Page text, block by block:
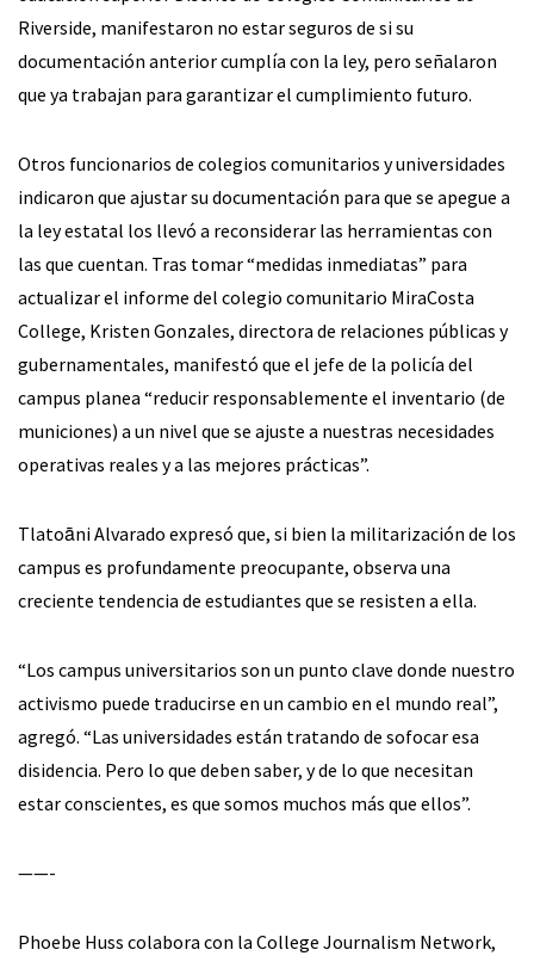
Riverside, manifestaron no estar seguros de si su
documentación anterior cumplía con la ley, pero señalaron
que ya trabajan para garantizar el cumplimiento futuro.
Otros funcionarios de colegios comunitarios y universidades
indicaron que ajustar su documentación para que se apegue a
la ley estatal los llevó a reconsiderar las herramientas con
las que cuentan. Tras tomar “medidas inmediatas” para
actualizar el informe del colegio comunitario MiraCosta
College, Kristen Gonzales, directora de relaciones públicas y
gubernamentales, manifestó que el jefe de la policía del
campus planea “reducir responsablemente el inventario (de
municiones) a un nivel que se ajuste a nuestras necesidades
operativas reales y a las mejores prácticas”.
Tlatoāni Alvarado expresó que, si bien la militarización de los
campus es profundamente preocupante, observa una
creciente tendencia de estudiantes que se resisten a ella.
“Los campus universitarios son un punto clave donde nuestro
activismo puede traducirse en un cambio en el mundo real”,
agregó. “Las universidades están tratando de sofocar esa
disidencia. Pero lo que deben saber, y de lo que necesitan
estar conscientes, es que somos muchos más que ellos”.
——-
Phoebe Huss colabora con la College Journalism Network,